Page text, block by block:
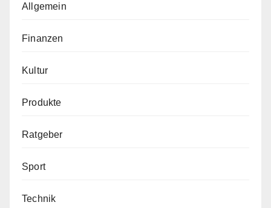
Allgemein
Finanzen
Kultur
Produkte
Ratgeber
Sport
Technik